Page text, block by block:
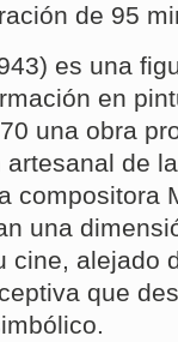
de 95
es una
en
una obra
de
compositora
una
cine, alejado
que